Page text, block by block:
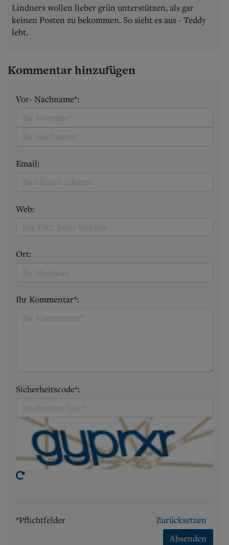
Lindners wollen lieber grün unterstützen, als gar
keinen Posten zu bekommen. So sieht es aus - Teddy
lebt.
Kommentar hinzufügen
Vor- Nachname*:
Email:
Web:
Ort:
Ihr Kommentar*:
Sicherheitscode*:
*Pflichtfelder
Zurücksetzen
Absenden